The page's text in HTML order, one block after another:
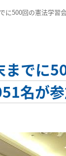
でに500回の憲法学
までに
名が